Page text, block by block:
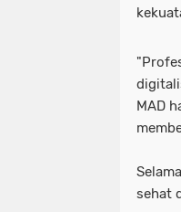
​MAD
sehat